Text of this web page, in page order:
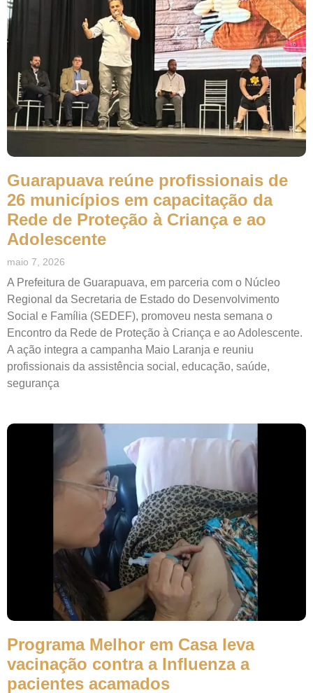
Guarapuava reúne profissionais de
26 municípios em capacitação da
Rede de Proteção à Criança e ao
Adolescente
maio 7, 2026
A Prefeitura de Guarapuava, em parceria com o Núcleo
Regional da Secretaria de Estado do Desenvolvimento
Social e Família (SEDEF), promoveu nesta semana o
Encontro da Rede de Proteção à Criança e ao Adolescente.
A ação integra a campanha Maio Laranja e reuniu
profissionais da assistência social, educação, saúde,
segurança
Programa Melhor em Casa leva
vacinação contra a Influenza a
pacientes acamados